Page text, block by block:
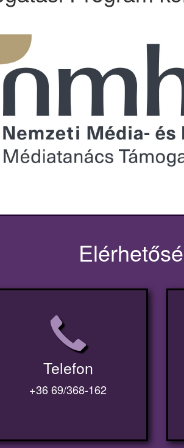
Telefon
+36 69/368-162